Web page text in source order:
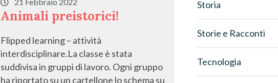
Animali preistorici!
Flipped learning – attività
interdisciplinare.La classe è stata
suddivisa in gruppi di lavoro. Ogni gruppo
ha riportato su un cartellone lo schema su
Storia
Storie e Racconti
Tecnologia